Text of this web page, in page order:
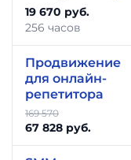
19 670 руб.
256 часов
Продвижение
для онлайн-
репетитора
169 570
67 828 руб.